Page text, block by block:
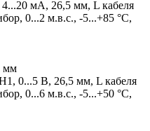
мА, 26,5 мм, L кабеля
0...2 м.в.с., -5...+85 °C,
мм
0...5 B, 26,5 мм, L кабеля
0...6 м.в.с., -5...+50 °C,